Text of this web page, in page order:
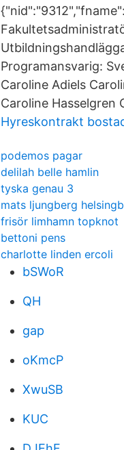
Programansvarig:
Caroline Adiels
Caroline Hasselgren
Hyreskontrakt
podemos pagar
delilah belle hamlin
tyska genau 3
mats ljungberg
frisör limhamn topknot
bettoni pens
charlotte linden ercoli
bSWoR
QH
gap
oKmcP
XwuSB
KUC